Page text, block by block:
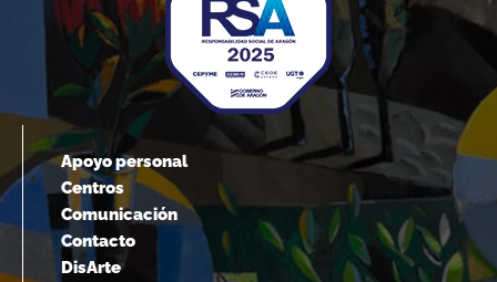
Apoyo personal
Centros
Comunicación
Contacto
DisArte